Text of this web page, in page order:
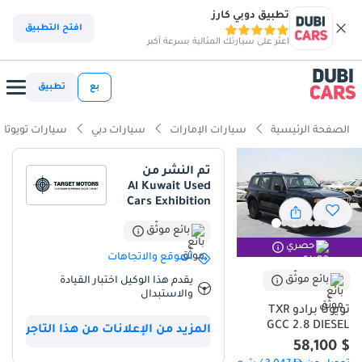
تطبيق دوبي كارز
اعثر على سيارتك المثالية بسرعة أكبر
افتح التطبيق
بع تطبيق
الصفحة الرئيسية سيارات الإمارات سيارات دبي سيارات تويوتا
حصري
بائع موثّق
تويوتا برادو TXR
GCC 2.8 DIESEL
$ 58,100
تم النشر من
Al Kuwait Used
Cars Exhibition
بائع موثّق
الموقع والاتجاهات
يقدم هذا الوكيل اختبار القيادة
والاستبدال
المزيد من الإعلانات من هذا التاجر
ذكاء دوبي كارز
ذكاء دوبيكارز
مؤهلة فعلياً للسير على الطرق الوعرة
أقل نسبة انخفاض في القيمة في الفئة
أوسع مساحة للأرجل الخلفية في الفئة
تمثل تويوتا Prado موديل 2025 في نسختها الجديدة كلياً قمة الاعتمادية
الذي يجمع بين العزم القوي والاقتصاد الممتاز في استهلاك الوقود. تأتي
فئة TXR بتجهيزات متوازنة تجعلها الخيار الأمثل للعائلات التي ترغب في